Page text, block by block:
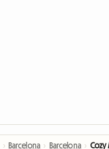
› Barcelona › Barcelona › Cozy